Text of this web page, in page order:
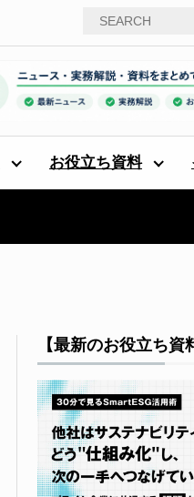
お役立ち資料
【最新のお役立ち資